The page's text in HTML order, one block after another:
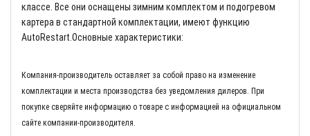
классе. Все они оснащены зимним комплектом и подогревом
картера в стандартной комплектации, имеют функцию
AutoRestart.Основные характеристики:
Компания-производитель оставляет за собой право на изменение
комплектации и места производства без уведомления дилеров. При
покупке сверяйте информацию о товаре с информацией на официальном
сайте компании-производителя.